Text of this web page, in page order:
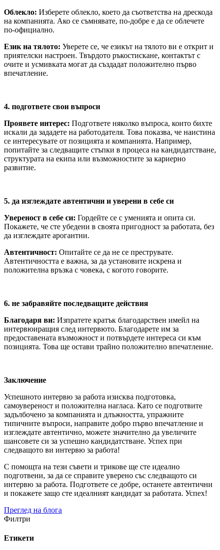
Облекло: Изберете облекло, което да съответства на дрескода
на компанията. Ако се съмнявате, по-добре е да се облечете
по-официално.
Език на тялото: Уверете се, че езикът на тялото ви е открит и
приятелски настроен. Твърдото ръкостискане, контактът с
очите и усмивката могат да създадат положително първо
впечатление.
4. подгответе свои въпроси
Проявете интерес: Подгответе няколко въпроса, които бихте
искали да зададете на работодателя. Това показва, че наистина
се интересувате от позицията и компанията. Например,
попитайте за следващите стъпки в процеса на кандидатстване,
структурата на екипа или възможностите за кариерно
развитие.
5. да изглеждате автентични и уверени в себе си
Увереност в себе си: Гордейте се с уменията и опита си.
Покажете, че сте убедени в своята пригодност за работата, без
да изглеждате арогантни.
Автентичност: Опитайте се да не се преструвате.
Автентичността е важна, за да установите искрена и
положителна връзка с човека, с когото говорите.
6. не забравяйте последващите действия
Благодаря ви: Изпратете кратък благодарствен имейл на
интервюиращия след интервюто. Благодарете им за
предоставената възможност и потвърдете интереса си към
позицията. Това ще остави трайно положително впечатление.
Заключение
Успешното интервю за работа изисква подготовка,
самоувереност и положителна нагласа. Като се подготвите
задълбочено за компанията и длъжността, упражните
типичните въпроси, направите добро първо впечатление и
изглеждате автентично, можете значително да увеличите
шансовете си за успешно кандидатстване. Успех при
следващото ви интервю за работа!
С помощта на тези съвети и трикове ще сте идеално
подготвени, за да се справите уверено със следващото си
интервю за работа. Подгответе се добре, останете автентични
и покажете защо сте идеалният кандидат за работата. Успех!
Преглед на блога
Филтри
Етикети